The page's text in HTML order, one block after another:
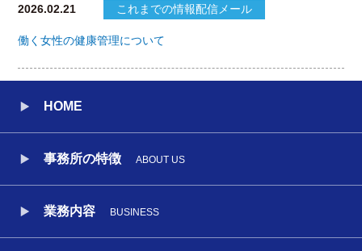
2026.02.21 これまでの情報配信メール
働く女性の健康管理について
HOME
事務所の特徴 ABOUT US
業務内容 BUSINESS